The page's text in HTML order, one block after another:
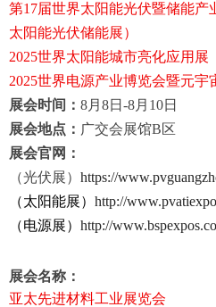
第17届世界太阳能光伏暨储能产
太阳能光伏储能展）
2025世界太阳能城市亮化应用展
2025世界电源产业博览会暨元宇
展会时间： 8月 8日 -8月 10日
展会地点： 广交会展馆B区
展会官网：
（光伏展） https://
（太阳能展） http://
（电源展） http://
展会名称：
亚太先进材料工业展览会